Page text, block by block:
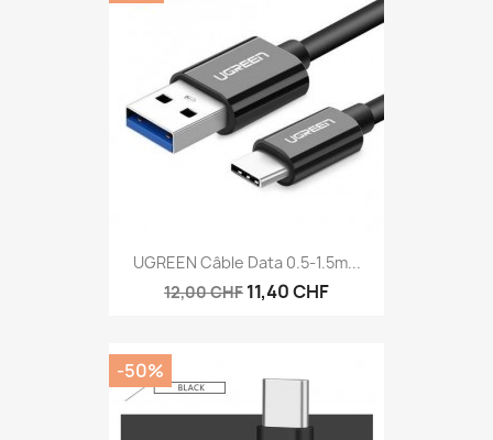
UGREEN Câble Data 0.5-1.5m...
12,00 CHF 11,40 CHF
-50%